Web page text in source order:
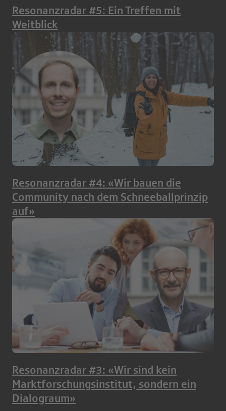
Resonanzradar #5: Ein Treffen mit
Weitblick
Resonanzradar #4: «Wir bauen die
Community nach dem Schneeballprinzip
auf»
Resonanzradar #3: «Wir sind kein
Marktforschungsinstitut, sondern ein
Dialograum»